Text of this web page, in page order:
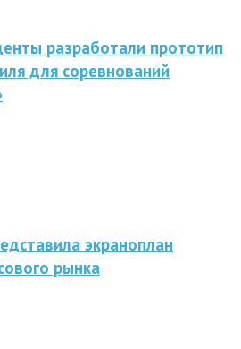
разработали прототип
для соревнований
экраноплан
рынка